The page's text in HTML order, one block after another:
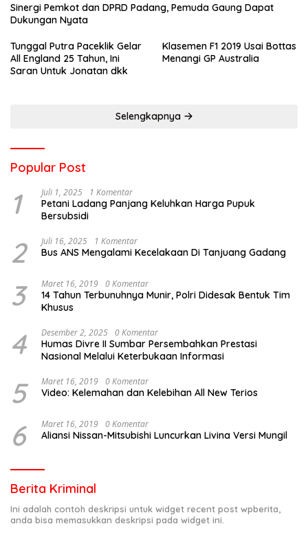
Sinergi Pemkot dan DPRD Padang, Pemuda Gaung Dapat
Dukungan Nyata
Tunggal Putra Paceklik Gelar
All England 25 Tahun, Ini
Saran Untuk Jonatan dkk
Klasemen F1 2019 Usai Bottas
Menangi GP Australia
Selengkapnya
Popular Post
1 Juli 1, 2025 1 Komentar
Petani Ladang Panjang Keluhkan Harga Pupuk
Bersubsidi
2 Juli 16, 2025 1 Komentar
Bus ANS Mengalami Kecelakaan Di Tanjuang Gadang
3 Maret 16, 2019 0 Komentar
14 Tahun Terbunuhnya Munir, Polri Didesak Bentuk Tim
Khusus
4 Desember 2, 2025 0 Komentar
Humas Divre II Sumbar Persembahkan Prestasi
Nasional Melalui Keterbukaan Informasi
5 Maret 16, 2019 0 Komentar
Video: Kelemahan dan Kelebihan All New Terios
6 Maret 16, 2019 0 Komentar
Aliansi Nissan-Mitsubishi Luncurkan Livina Versi Mungil
Berita Kriminal
Ini adalah contoh deskripsi untuk widget recent post wpberita,
anda bisa memasukkan deskripsi pada widget ini.